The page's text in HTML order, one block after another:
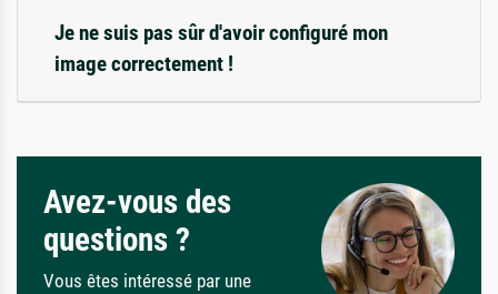
Je ne suis pas sûr d'avoir configuré mon
image correctement !
Avez-vous des
questions ?
Vous êtes intéressé par une